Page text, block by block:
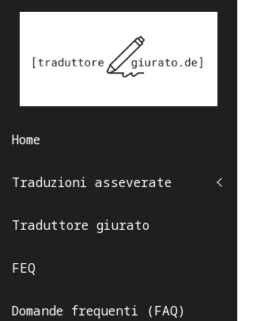
Skip
Home
Traduzioni asseverate
Traduttore giurato
FEQ
Domande frequenti (FAQ)